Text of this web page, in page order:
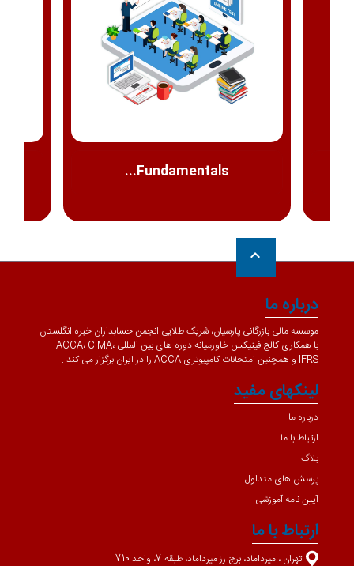
Fundamentals...
keyboard_arrow_up
درباره ما
موسسه مالی بازرگانی پارسیان، شریک طلایی انجمن حسابداران خبره انگلستان
با همکاری کالج فینیکس خاورمیانه دوره های بین المللی ACCA، CIMA،
IFRS و همچنین امتحانات کامپیوتری ACCA را در ایران برگزار می کند .
لینکهای مفید
درباره ما
ارتباط با ما
بلاگ
پرسش های متداول
آیین نامه آموزشی
ارتباط با ما
تهران ، میرداماد، برج رز میرداماد، طبقه 7، واحد 710